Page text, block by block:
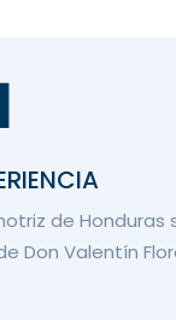
de Honduras
Don Valentín